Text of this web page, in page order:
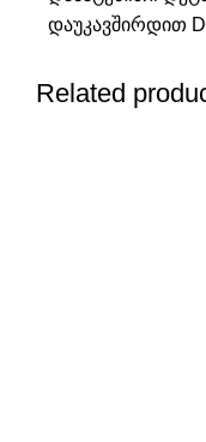
დაუკავშირდით
Related